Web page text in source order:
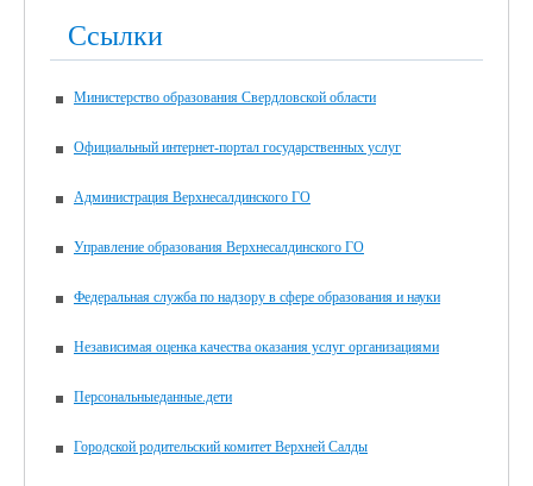
Ссылки
Министерство образования Свердловской области
Официальный интернет-портал государственных услуг
Администрация Верхнесалдинского ГО
Управление образования Верхнесалдинского ГО
Федеральная служба по надзору в сфере образования и науки
Независимая оценка качества оказания услуг организациями
Персональныеданные.дети
Городской родительский комитет Верхней Салды